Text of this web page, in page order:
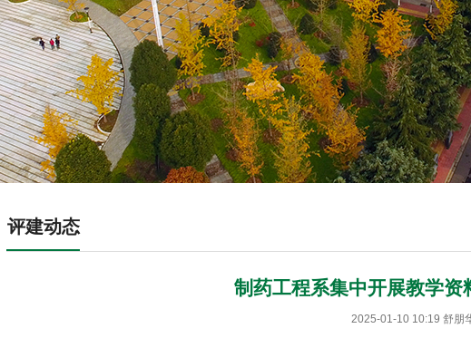
评建动态
制药工程系集中开展教学资
2025-01-10 10:19 舒朋